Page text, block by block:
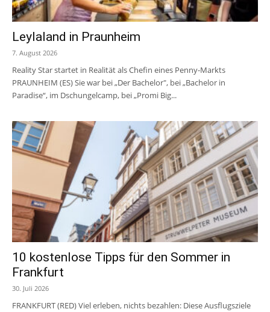
Leylaland in Praunheim
7. August 2026
Reality Star startet in Realität als Chefin eines Penny-Markts
PRAUNHEIM (ES) Sie war bei „Der Bachelor", bei „Bachelor in
Paradise“, im Dschungelcamp, bei „Promi Big...
10 kostenlose Tipps für den Sommer in
Frankfurt
30. Juli 2026
FRANKFURT (RED) Viel erleben, nichts bezahlen: Diese Ausflugsziele